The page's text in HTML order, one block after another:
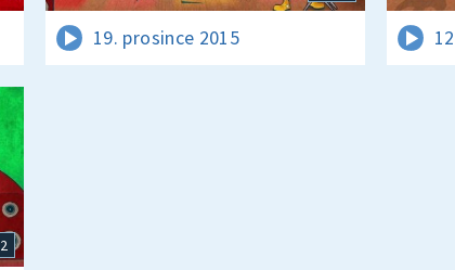
19. prosince 2015